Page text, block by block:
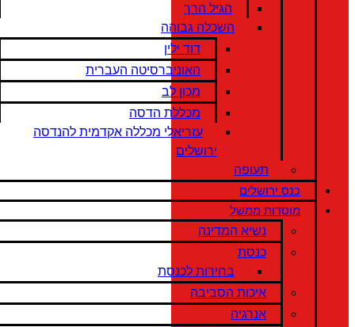
הגיל הרך
השכלה גבוהה
דוד ילין
האוניברסיטה העברית
מכון לב
מכללת הדסה
עזריאלי מכללה אקדמית להנדסה
ירושלים
תעופה
כנס ירושלים
מוסדות ממשל
נשיא המדינה
כנסת
בחירות לכנסת
איכות הסביבה
אנרגיה